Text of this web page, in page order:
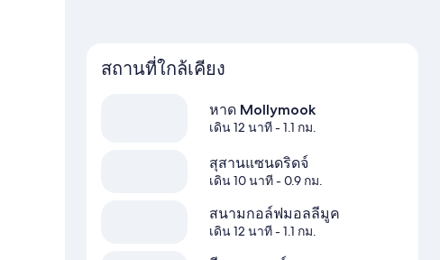
สถานที่ใกล้เคียง
หาด Mollymook
เดิน 12 นาที- 1.1 กม.
สุสานแซนดริดจ์
เดิน 10 นาที- 0.9 กม.
สนามกอล์ฟมอลลีมูค
เดิน 12 นาที- 1.1 กม.